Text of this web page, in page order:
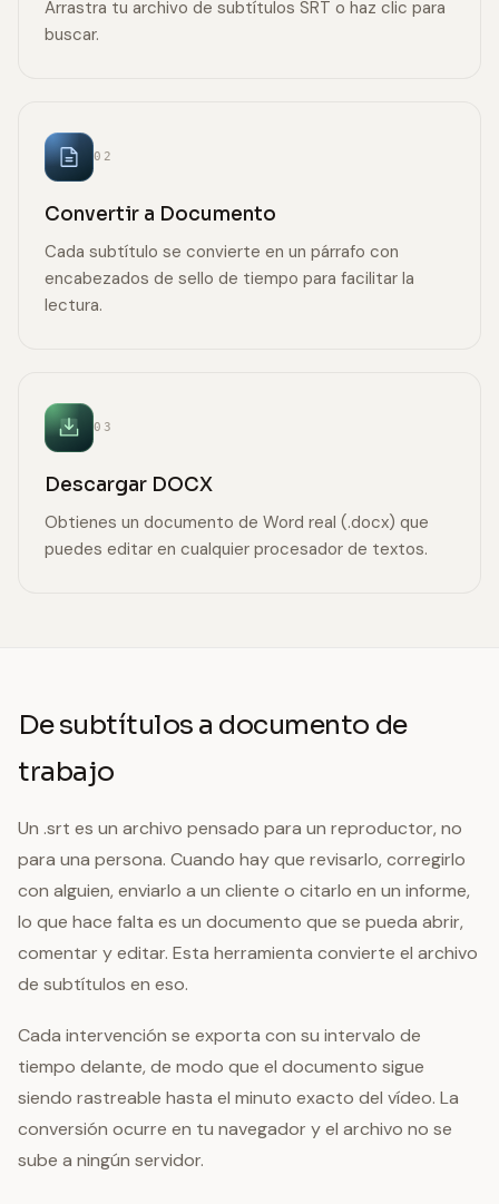
Arrastra tu archivo de subtítulos SRT o haz clic para
buscar.
02
Convertir a Documento
Cada subtítulo se convierte en un párrafo con
encabezados de sello de tiempo para facilitar la
lectura.
03
Descargar DOCX
Obtienes un documento de Word real (.docx) que
puedes editar en cualquier procesador de textos.
De subtítulos a documento de
trabajo
Un .srt es un archivo pensado para un reproductor, no
para una persona. Cuando hay que revisarlo, corregirlo
con alguien, enviarlo a un cliente o citarlo en un informe,
lo que hace falta es un documento que se pueda abrir,
comentar y editar. Esta herramienta convierte el archivo
de subtítulos en eso.
Cada intervención se exporta con su intervalo de
tiempo delante, de modo que el documento sigue
siendo rastreable hasta el minuto exacto del vídeo. La
conversión ocurre en tu navegador y el archivo no se
sube a ningún servidor.